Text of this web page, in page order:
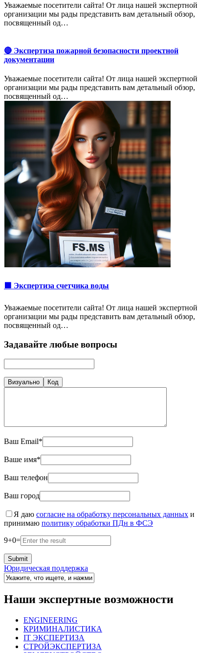
Уважаемые посетители сайта! От лица нашей экспертной
организации мы рады представить вам детальный обзор,
посвященный од…
🔴 Экспертиза пожарной безопасности проектной
документации
Уважаемые посетители сайта! От лица нашей экспертной
организации мы рады представить вам детальный обзор,
посвященный од…
🟩 Экспертиза счетчика воды
Уважаемые посетители сайта! От лица нашей экспертной
организации мы рады представить вам детальный обзор,
посвященный од…
Задавайте любые вопросы
Визуально Код
Ваш Email*
Ваше имя*
Ваш телефон
Ваш город
Я даю согласие на обработку персональных данных и
принимаю политику обработки ПДн в ФСЭ
9+0=
Юридическая поддержка
Наши экспертные возможности
ENGINEERING
КРИМИНАЛИСТИКА
IT ЭКСПЕРТИЗА
СТРОЙЭКСПЕРТИЗА